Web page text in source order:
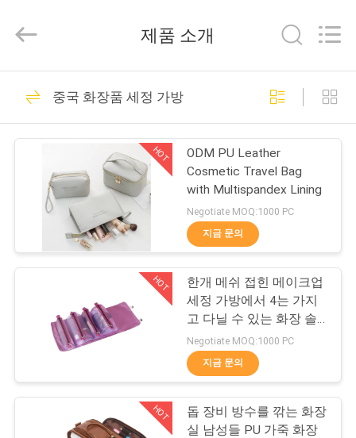
제
리
여
Copyright
-
Industrial
Rights
에바 하드케이스
69
에바 저장 케이스
49
33
제품 소개
중국 화장품 세정 가방
HOT
ODM PU Leather
Cosmetic Travel Bag
with Multispandex Lining
Negotiate MOQ:1000 PC
지금 문의
HOT
한개 메쉬 접힌 메이크업
세정 가방에서 4는 가지
고 다닐 수 있는 화장 솔
저장을 여행합니다
Negotiate MOQ:1000 PC
지금 문의
HOT
돕 장비 방수를 깎는 화장
실 남성들 PU 가죽 화장